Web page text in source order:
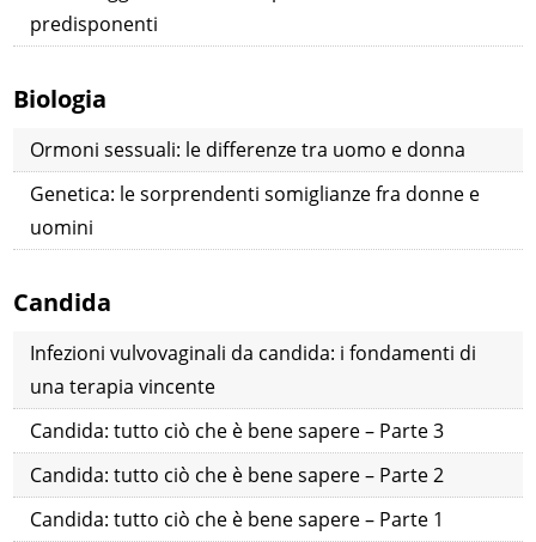
predisponenti
Biologia
Ormoni sessuali: le differenze tra uomo e donna
Genetica: le sorprendenti somiglianze fra donne e
uomini
Candida
Infezioni vulvovaginali da candida: i fondamenti di
una terapia vincente
Candida: tutto ciò che è bene sapere – Parte 3
Candida: tutto ciò che è bene sapere – Parte 2
Candida: tutto ciò che è bene sapere – Parte 1